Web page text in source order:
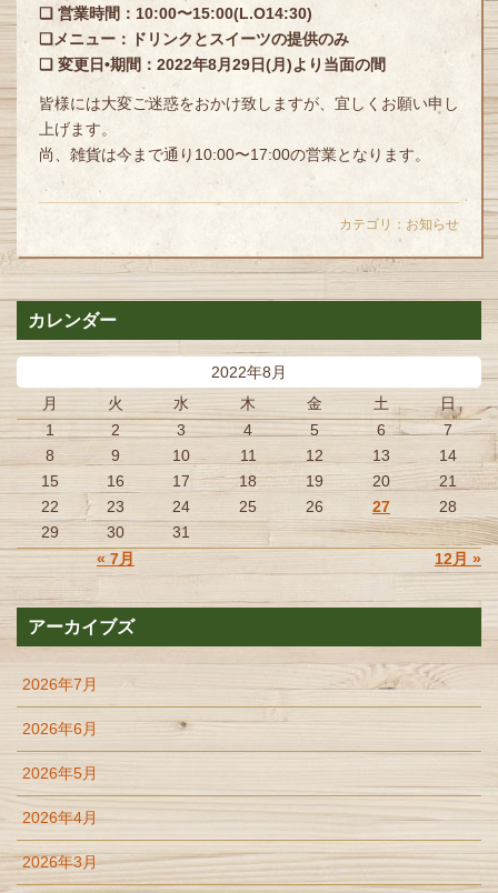
❏ 営業時間：10:00〜15:00(L.O14:30)
❏メニュー：ドリンクとスイーツの提供のみ
❏ 変更日•期間：2022年8月29日(月)より当面の間
皆様には大変ご迷惑をおかけ致しますが、宜しくお願い申 し
上げます。
尚、雑貨は今まで通り10:00〜17:00の営業となります。
カテゴリ： お知らせ
カレンダー
2022年8月
月
火 水 木 金 土 日
« 7月 12月 »
1 2 3 4 5 6
7
8
9 10 11 12 13
14
15
16 17 18 19 20
21
22
23 24 25 26 27
28
29
30 31
アーカイブズ
2026年7月
2026年6月
2026年5月
2026年4月
2026年3月